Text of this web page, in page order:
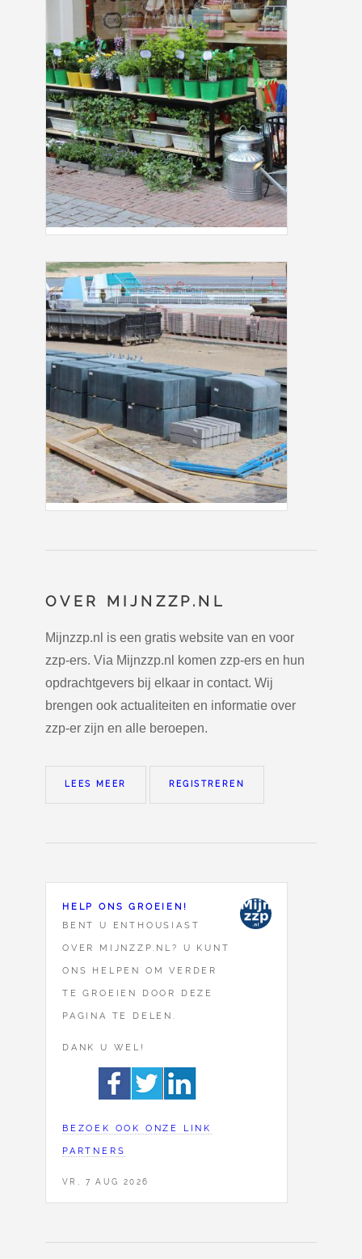
OVER MIJNZZP.NL
Mijnzzp.nl is een gratis website van en voor
zzp-ers. Via Mijnzzp.nl komen zzp-ers en hun
opdrachtgevers bij elkaar in contact. Wij
brengen ook actualiteiten en informatie over
zzp-er zijn en alle beroepen.
LEES MEER REGISTREREN
HELP ONS GROEIEN!
BENT U ENTHOUSIAST
OVER MIJNZZP.NL? U KUNT
ONS HELPEN OM VERDER
TE GROEIEN DOOR DEZE
PAGINA TE DELEN.
DANK U WEL!
BEZOEK OOK ONZE LINK
PARTNERS
VR, 7 AUG 2026